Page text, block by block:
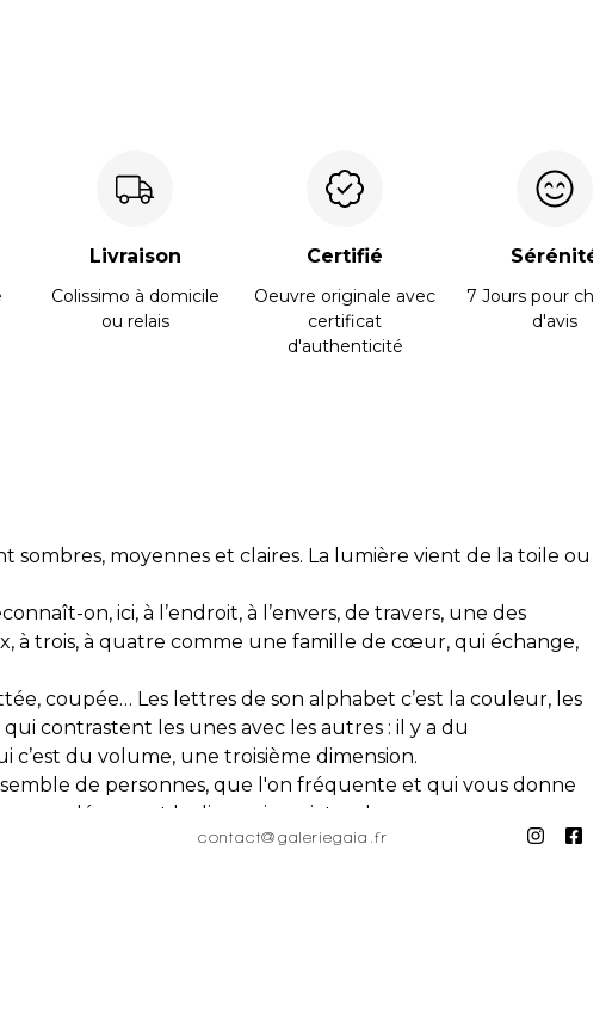
contact@galeriegaia.fr
Livraison
Colissimo à domicile
ou relais
Certifié
Oeuvre originale avec
certificat
d'authenticité
Sérénité
7 Jours pour
d'avis
sombres, moyennes et claires. La lumière vient de la toile ou
on, ici, à l’endroit, à l’envers, de travers, une des
à trois, à quatre comme une famille de cœur, qui échange,
coupée… Les lettres de son alphabet c’est la couleur, les
contrastent les unes avec les autres : il y a du
du volume, une troisième dimension.
de personnes, que l'on fréquente et qui vous donne
dépassent la dimension picturale pour procurer
bénéfiques.